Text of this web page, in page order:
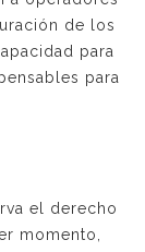
de los
para
para
el derecho
momento,